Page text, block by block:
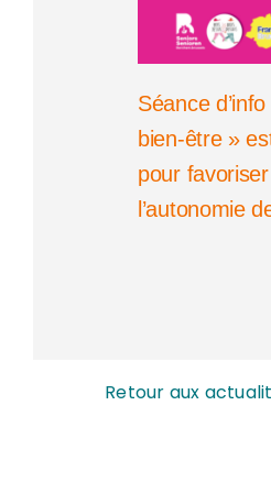
Séance
bien-être »
pour
l’autonomie
Retour aux